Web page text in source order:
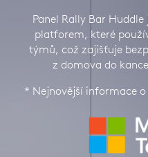
Panel Rally Bar
platforem, které
týmů, což zajišťuje
z domova do
* Nejnovější informace